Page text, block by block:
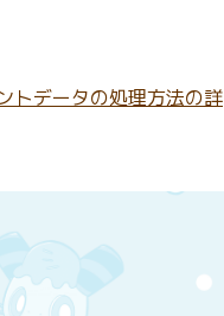
トデータの処理方法の詳